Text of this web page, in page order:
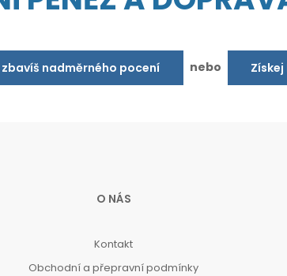
zbavíš nadměrného pocení nebo
O NÁS
Kontakt
Obchodní a přepravní podmínky